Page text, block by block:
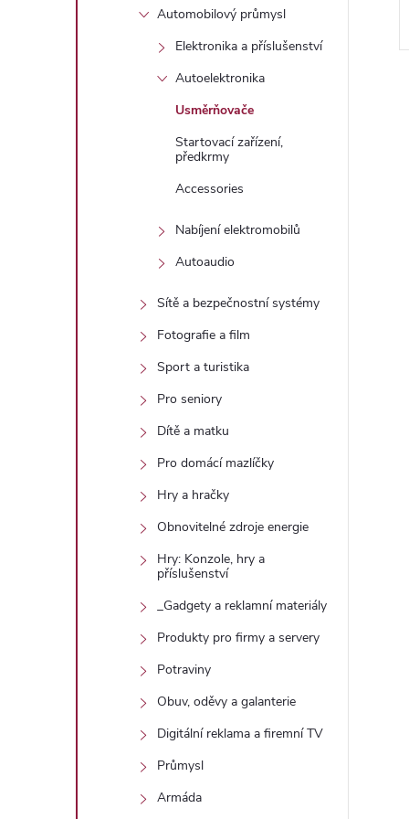
Automobilový průmysl
Elektronika a příslušenství
Autoelektronika
Usměrňovače
Startovací zařízení,
předkrmy
Accessories
Nabíjení elektromobilů
Autoaudio
Sítě a bezpečnostní systémy
Fotografie a film
Sport a turistika
Pro seniory
Dítě a matku
Pro domácí mazlíčky
Hry a hračky
Obnovitelné zdroje energie
Hry: Konzole, hry a
příslušenství
_Gadgety a reklamní materiály
Produkty pro firmy a servery
Potraviny
Obuv, oděvy a galanterie
Digitální reklama a firemní TV
Průmysl
Armáda